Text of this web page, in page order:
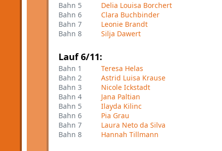
Bahn 5
Delia Louisa Borchert
Bahn 6
Clara Buchbinder
Bahn 7
Leonie Brandt
Bahn 8
Silja Dawert
Lauf 6/11:
Bahn 1
Teresa Helas
Bahn 2
Astrid Luisa Krause
Bahn 3
Nicole Ickstadt
Bahn 4
Jana Paltian
Bahn 5
Ilayda Kilinc
Bahn 6
Pia Grau
Bahn 7
Laura Neto da Silva
Bahn 8
Hannah Tillmann